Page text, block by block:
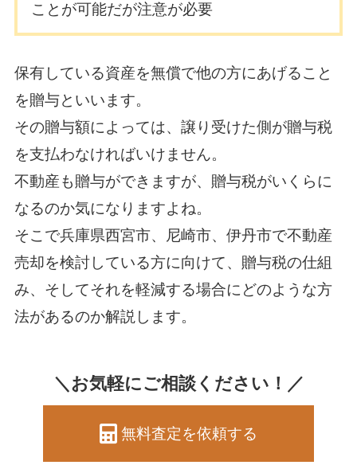
ことが可能だが注意が必要
保有している資産を無償で他の方にあげること
を贈与といいます。
その贈与額によっては、譲り受けた側が贈与税
を支払わなければいけません。
不動産も贈与ができますが、贈与税がいくらに
なるのか気になりますよね。
そこで兵庫県西宮市、尼崎市、伊丹市で不動産
売却を検討している方に向けて、贈与税の仕組
み、そしてそれを軽減する場合にどのような方
法があるのか解説します。
＼お気軽にご相談ください！／
無料査定を依頼する